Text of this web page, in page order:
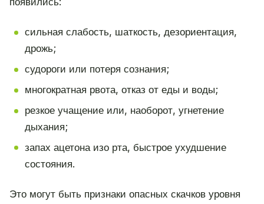
сильная слабость, шаткость, дезориентация,
дрожь;
судороги или потеря сознания;
многократная рвота, отказ от еды и воды;
резкое учащение или, наоборот, угнетение
дыхания;
запах ацетона изо рта, быстрое ухудшение
состояния.
Это могут быть признаки опасных скачков уровня